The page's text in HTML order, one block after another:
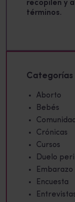
recopilen y
términos.
Categorías
Aborto
Bebés
Comunidad
Crónicas
Cursos
Duelo
Embarazo
Encuesta